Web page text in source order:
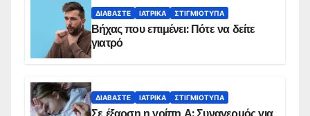
ΔΙΑΒΆΣΤΕ ΙΑΤΡΙΚΆ ΣΤΙΓΜΙΌΤΥΠΑ
Βήχας που επιμένει: Πότε να δείτε
γιατρό
ΔΙΑΒΆΣΤΕ ΙΑΤΡΙΚΆ ΣΤΙΓΜΙΌΤΥΠΑ